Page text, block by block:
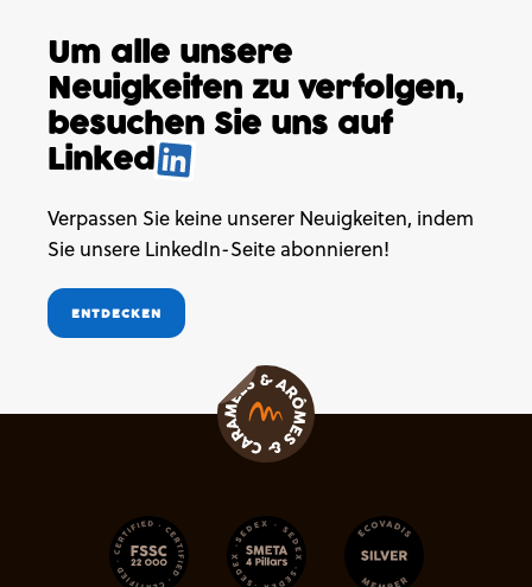
Um alle unsere
Neuigkeiten zu verfolgen,
besuchen Sie uns auf
Linked.
Verpassen Sie keine unserer Neuigkeiten, indem
Sie unsere LinkedIn-Seite abonnieren!
ENTDECKEN